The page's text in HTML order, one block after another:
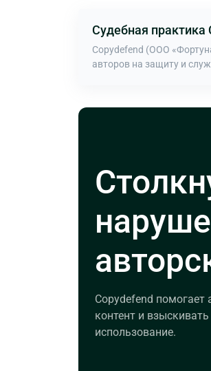
Судебная практика
Copydefend (ООО
авторов на защиту и
Copydefend
контент и
использование.